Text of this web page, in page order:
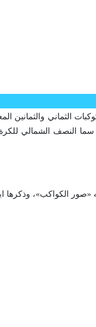
الثماني والثمانين
النصف الشمالي للكرة
الكواكب»، وذكرها